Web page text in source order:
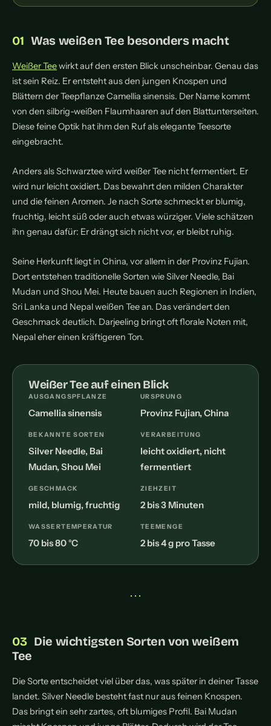
Was weißen Tee besonders macht
Weißer Teewirkt auf den ersten Blick unscheinbar. Genau das
ist sein Reiz. Er entsteht aus den jungen Knospen und
Blättern der Teepflanze Camellia sinensis. Der Name kommt
von den silbrig-weißen Flaumhaaren auf den Blattunterseiten.
Diese feine Optik hat ihm den Ruf als elegante Teesorte
eingebracht.
Anders als Schwarztee wird weißer Tee nicht fermentiert. Er
wird nur leicht oxidiert. Das bewahrt den milden Charakter
und die feinen Aromen. Je nach Sorte schmeckt er blumig,
fruchtig, leicht süß oder auch etwas würziger. Viele schätzen
ihn genau dafür: Er drängt sich nicht vor, er bleibt ruhig.
Seine Herkunft liegt in China, vor allem in der Provinz Fujian.
Dort entstehen traditionelle Sorten wie Silver Needle, Bai
Mudan und Shou Mei. Heute bauen auch Regionen in Indien,
Sri Lanka und Nepal weißen Tee an. Das verändert den
Geschmack deutlich. Darjeeling bringt oft florale Noten mit,
Nepal eher einen kräftigeren Ton.
Weißer Tee auf einen Blick
AUSGANGSPFLANZE
Camellia sinensis
URSPRUNG
Provinz Fujian, China
BEKANNTE SORTEN
Silver Needle, Bai
Mudan, Shou Mei
VERARBEITUNG
leicht oxidiert, nicht
fermentiert
GESCHMACK
mild, blumig, fruchtig
ZIEHZEIT
2 bis 3 Minuten
WASSERTEMPERATUR
70 bis 80 °C
TEEMENGE
2 bis 4 g pro Tasse
• • •
Die wichtigsten Sorten von weißem
Tee
Die Sorte entscheidet viel über das, was später in deiner Tasse
landet. Silver Needle besteht fast nur aus feinen Knospen.
Das bringt ein sehr zartes, oft blumiges Profil. Bai Mudan